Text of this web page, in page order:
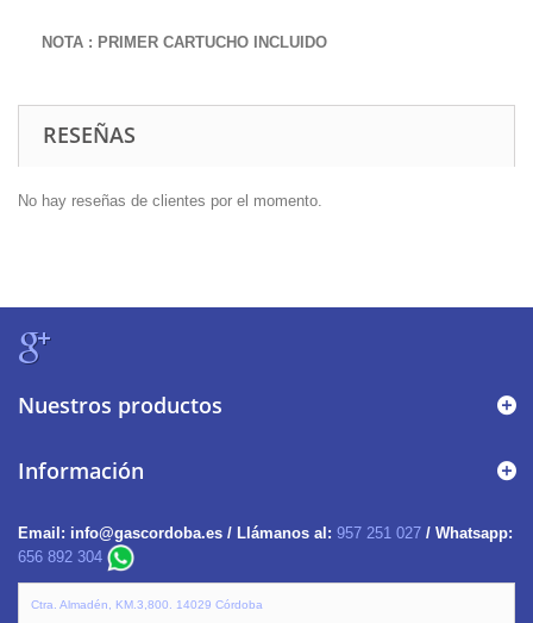
NOTA : PRIMER CARTUCHO INCLUIDO
RESEÑAS
No hay reseñas de clientes por el momento.
Nuestros productos
Información
Email: info@gascordoba.es / Llámanos al: 957 251 027 / Whatsapp:
656 892 304
Ctra. Almadén, KM.3,800. 14029 Córdoba